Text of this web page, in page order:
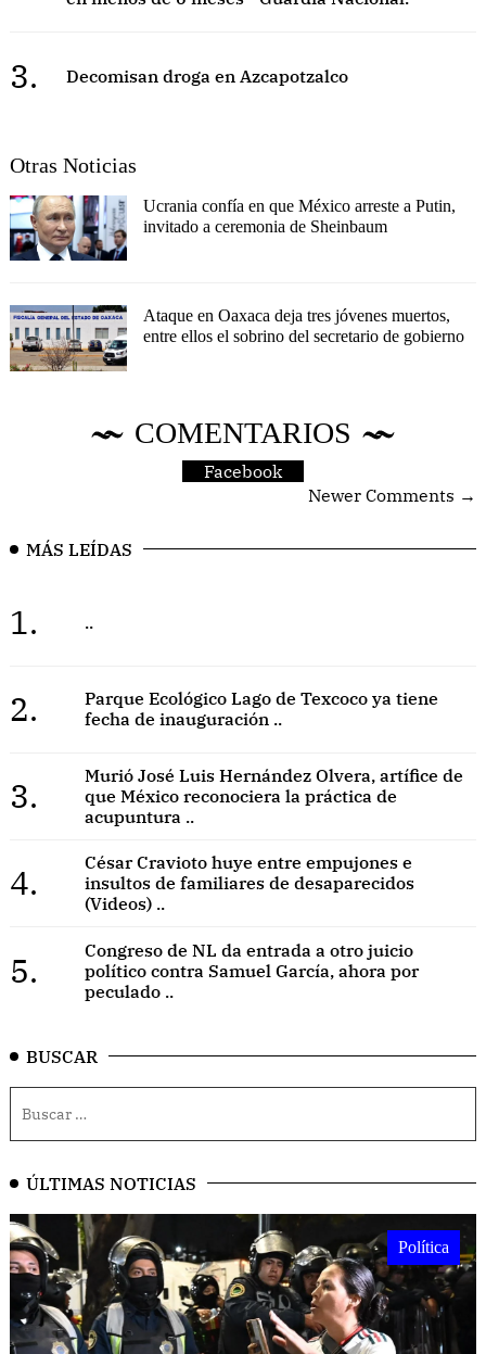
3. Decomisan droga en Azcapotzalco
Otras Noticias
Ucrania confía en que México arreste a Putin,
invitado a ceremonia de Sheinbaum
Ataque en Oaxaca deja tres jóvenes muertos,
entre ellos el sobrino del secretario de gobierno
COMENTARIOS
Facebook
Newer Comments →
MÁS LEÍDAS
1. ..
2.
Parque Ecológico Lago de Texcoco ya tiene
fecha de inauguración ..
3.
Murió José Luis Hernández Olvera, artífice de
que México reconociera la práctica de
acupuntura ..
4.
César Cravioto huye entre empujones e
insultos de familiares de desaparecidos
(Videos) ..
5.
Congreso de NL da entrada a otro juicio
político contra Samuel García, ahora por
peculado ..
BUSCAR
ÚLTIMAS NOTICIAS
Política